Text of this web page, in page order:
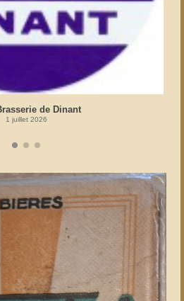
de Dinant
1 juillet 2026